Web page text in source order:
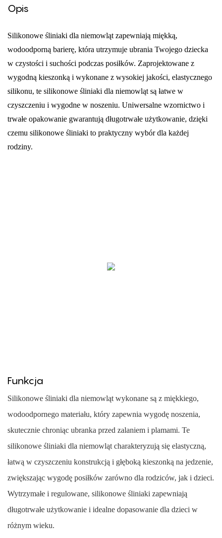
Opis
Silikonowe śliniaki dla niemowląt zapewniają miękką,
wodoodporną barierę, która utrzymuje ubrania Twojego dziecka
w czystości i suchości podczas posiłków. Zaprojektowane z
wygodną kieszonką i wykonane z wysokiej jakości, elastycznego
silikonu, te silikonowe śliniaki dla niemowląt są łatwe w
czyszczeniu i wygodne w noszeniu. Uniwersalne wzornictwo i
trwałe opakowanie gwarantują długotrwałe użytkowanie, dzięki
czemu silikonowe śliniaki to praktyczny wybór dla każdej
rodziny.
Funkcja
Silikonowe śliniaki dla niemowląt wykonane są z miękkiego,
wodoodpornego materiału, który zapewnia wygodę noszenia,
skutecznie chroniąc ubranka przed zalaniem i plamami. Te
silikonowe śliniaki dla niemowląt charakteryzują się elastyczną,
łatwą w czyszczeniu konstrukcją i głęboką kieszonką na jedzenie,
zwiększając wygodę posiłków zarówno dla rodziców, jak i dzieci.
Wytrzymałe i regulowane, silikonowe śliniaki zapewniają
długotrwałe użytkowanie i idealne dopasowanie dla dzieci w
różnym wieku.